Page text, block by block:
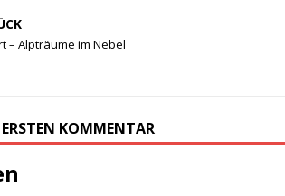
– Alpträume im Nebel
ERSTEN KOMMENTAR